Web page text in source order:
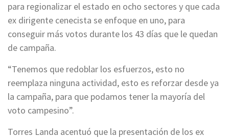
para regionalizar el estado en ocho sectores y que cada
ex dirigente cenecista se enfoque en uno, para
conseguir más votos durante los 43 días que le quedan
de campaña.
“Tenemos que redoblar los esfuerzos, esto no
reemplaza ninguna actividad, esto es reforzar desde ya
la campaña, para que podamos tener la mayoría del
voto campesino”.
Torres Landa acentuó que la presentación de los ex